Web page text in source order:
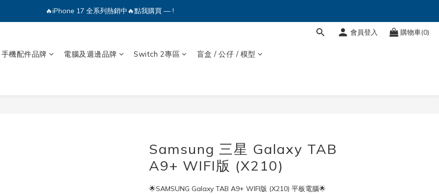
🔥iPhone 17 全系列熱銷中🔥點我購買 — !
💕加入Q哥 Line 新好友領優惠券！🎫
會員登入 購物車(0)
手機配件品牌 電腦及週邊品牌 Switch 2專區 盲盒 / 公仔 / 模型
Samsung 三星 Galaxy TAB
A9+ WIFI版 (X210)
🌟SAMSUNG Galaxy TAB A9+ WIFI版 (X210) 平板電腦🌟